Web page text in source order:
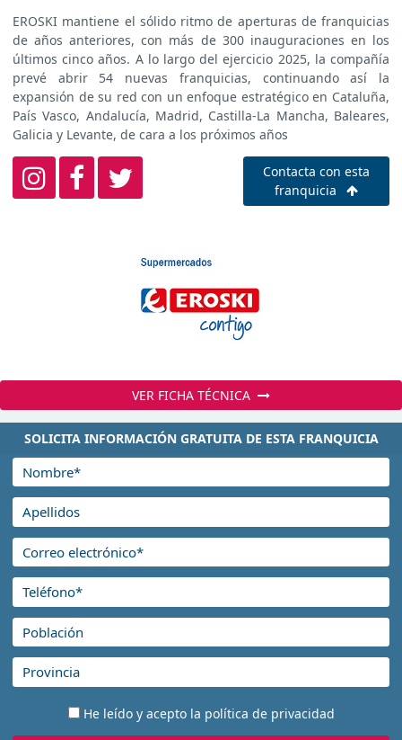
EROSKI mantiene el sólido ritmo de aperturas de franquicias
de años anteriores, con más de 300 inauguraciones en los
últimos cinco años. A lo largo del ejercicio 2025, la compañía
prevé abrir 54 nuevas franquicias, continuando así la
expansión de su red con un enfoque estratégico en Cataluña,
País Vasco, Andalucía, Madrid, Castilla-La Mancha, Baleares,
Galicia y Levante, de cara a los próximos años
Contacta con esta
franquicia
VER FICHA TÉCNICA
SOLICITA INFORMACIÓN GRATUITA DE ESTA FRANQUICIA
He leído y acepto la política de privacidad